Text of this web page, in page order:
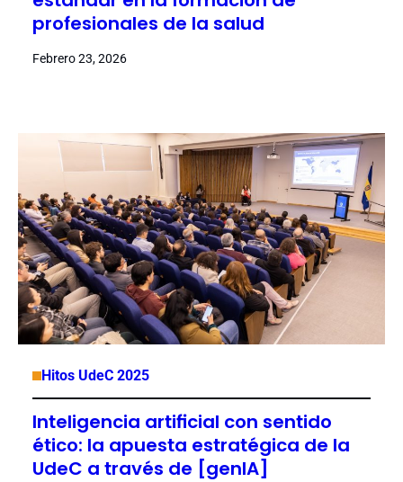
profesionales de la salud
Febrero 23, 2026
Hitos UdeC 2025
Inteligencia artificial con sentido
ético: la apuesta estratégica de la
UdeC a través de [genIA]